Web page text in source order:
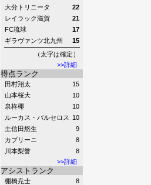
>>詳細
大分トリニータ
22
レイラック滋賀
21
FC琉球
17
ギラヴァンツ北九州
15
（太字は確定）
得点ランク
>>詳細
田村翔太
15
山本桜大
10
泉柊椰
10
ルーカス・バルセロス
10
土信田悠生
9
カプリーニ
8
川本梨誉
8
アシストランク
棚橋尭士
8